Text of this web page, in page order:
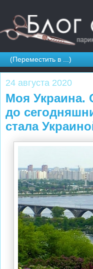
24 августа 2020
Моя Украина.
до
стала